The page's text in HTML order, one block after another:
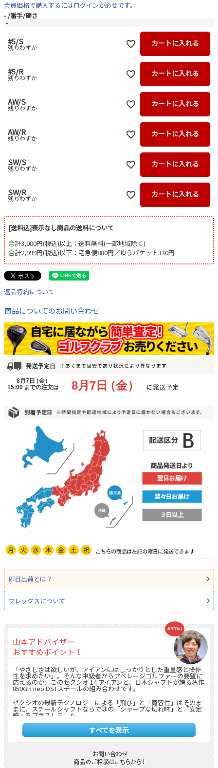
会員価格で購入するにはログインが必要です。
- 番手/硬さ
-
#5/S
残りわずか カートに入れる
#5/R
残りわずか カートに入れる
AW/S
残りわずか カートに入れる
AW/R
残りわずか カートに入れる
SW/S
残りわずか カートに入れる
SW/R
残りわずか カートに入れる
[送料込]表示なし商品の送料について
合計3,000円(税込)以上：送料無料(一部地域除く)
合計2,999円(税込)以下：宅急便880円／ゆうパケット330円
返品特約について
商品についてのお問い合わせ
即日出荷とは？
フレックスについて
山本アドバイザー
おすすめポイント！
「やさしさは欲しいが、アイアンにはしっかりとした重量感と操作
性を求めたい」。そんな中級者からアベレージゴルファーの要望に
応えるのが、このゼクシオ 14 アイアンと、日本シャフトが誇る名作
850GH neo DSTスチールの組み合わせです。
ゼクシオの最新テクノロジーによる「飛び」と「寛容性」はそのま
まに、スチールシャフトならではの「シャープな切れ味」と「安定
感」をプラスしました。
●ヘッド技術が実現する「ミスに強い飛び」
1.高初速と安定性:反発力を最大限に高めた薄肉フェースと最適な重
量配分により、力強い高弾道を実現。芯を外しても飛距離ロスが少
すべてを表示